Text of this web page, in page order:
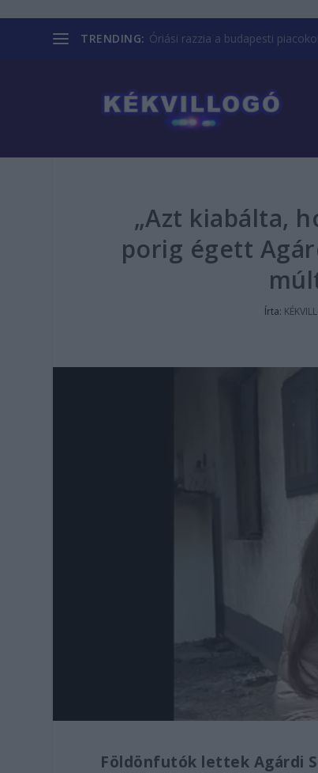
TRENDING: Óriási razzia a budapesti
„Azt kiabálta,
porig égett
Írta:
Földönfutók lettek Agárdi